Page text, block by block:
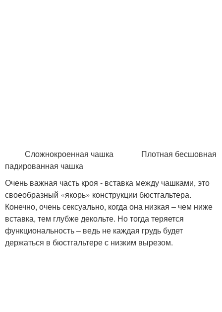
Сложнокроенная чашка Плотная бесшовная
падированная чашка
Очень важная часть кроя - вставка между чашками, это
своеобразный «якорь» конструкции бюстгальтера.
Конечно, очень сексуально, когда она низкая – чем ниже
вставка, тем глубже декольте. Но тогда теряется
функциональность – ведь не каждая грудь будет
держаться в бюстгальтере с низким вырезом.